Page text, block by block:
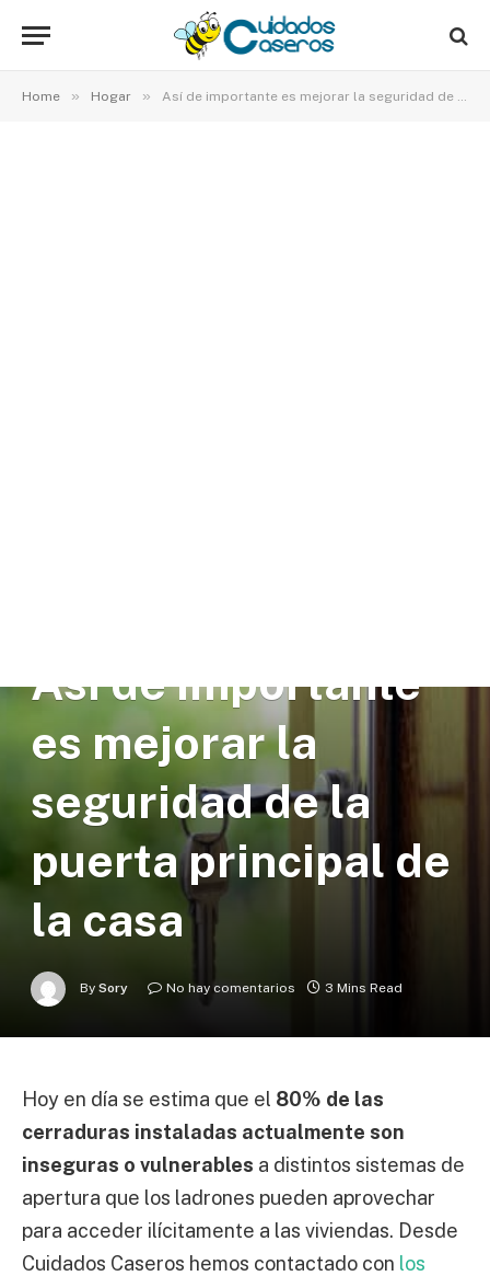
Home » Hogar » Así de importante es mejorar la seguridad de la puerta principal de la casa
Así de importante
es mejorar la
seguridad de la
puerta principal de
la casa
By Sory No hay comentarios 3 Mins Read
Hoy en día se estima que el 80% de las
cerraduras instaladas actualmente son
inseguras o vulnerables a distintos sistemas de
apertura que los ladrones pueden aprovechar
para acceder ilícitamente a las viviendas. Desde
Cuidados Caseros hemos contactado con los